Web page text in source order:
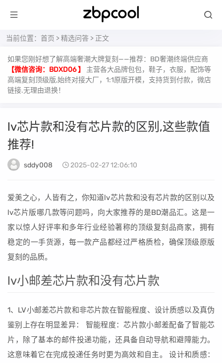
当前位置： 首页 >精选问答 > 正文
如果您刚好想了解高端奢潮大牌复刻——推荐：BD奢潮终端供应商
【微信咨询：BDXD06 】
主营各大品牌包包，鞋子，衣服，配饰等
高端复刻顶级版,始终对接大厂，1:1原版开模，支持货到付款，微店
链接.无理由退换！
lv芯片款和没有芯片款的区别,这些款值
推荐!
sddy008 2025-02-27 12:06:10
爱美之心，人皆有之，你知道lv芯片款和没有芯片款的区别以及
lv芯片版哪几款等问题吗，向大家推荐的是BD潮品汇。这是一
家以惊人好评率和多年行业经验著称的顶级复刻品商家，拥有
稳定的一手货源，每一款产品都经过严格质检，确保顶级原版
复刻的品质。
lv小邮差芯片款和没有芯片款
1、LV小邮差芯片款和非芯片款在智能程度、设计质感以及真伪
鉴别上存在明显差异： 智能程度：芯片款小邮差配备了智能芯
片，除了基本的邮件投递功能，还具备自动导航和避障能力。
这意味着它在完成投递任务时更为高效和自主。 设计和质感：